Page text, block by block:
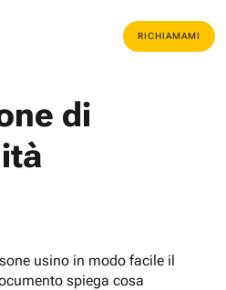
RICHIAMAMI
di
usino in modo facile il
spiega cosa